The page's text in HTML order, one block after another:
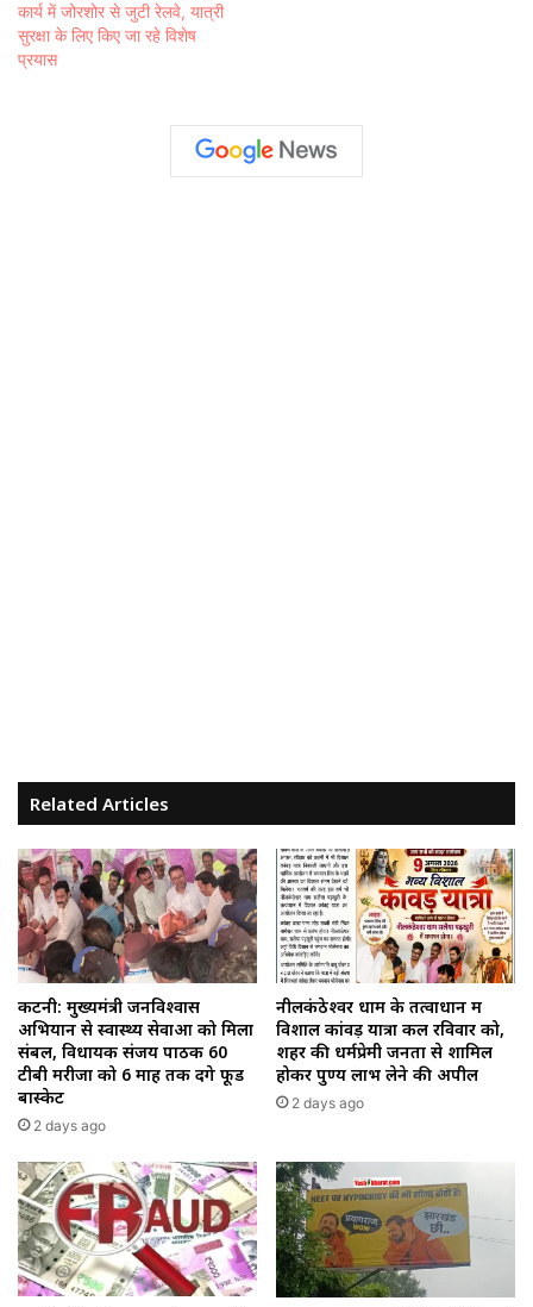
कार्य में जोरशोर से जुटी रेलवे, यात्री
सुरक्षा के लिए किए जा रहे विशेष
प्रयास
Related Articles
कटनी: मुख्यमंत्री जनविश्वास
अभियान से स्वास्थ्य सेवाओं को मिला
संबल, विधायक संजय पाठक 60
टीबी मरीजों को 6 माह तक देंगे फूड
बास्केट
2 days ago
नीलकंठेश्वर धाम के तत्वाधान में
विशाल कांवड़ यात्रा कल रविवार को,
शहर की धर्मप्रेमी जनता से शामिल
होकर पुण्य लाभ लेने की अपील
2 days ago